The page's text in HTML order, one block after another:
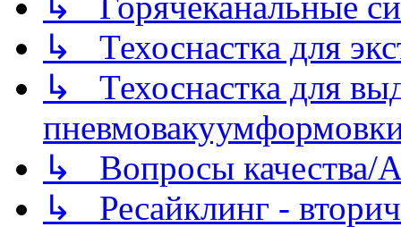
↳ Техоснастка для
↳ Техоснастка для
↳ Вопросы качества/
↳ Ресайклинг -